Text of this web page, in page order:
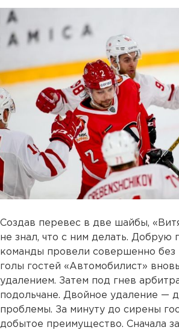
Создав перевес в две шайбы,
не знал, что с ним делать. Добрую
команды провели совершенно без
голы гостей «Автомобилист»
удалением. Затем под гнев
подольчане. Двойное удаление —
проблемы. За минуту до сирены
добытое преимущество. Сначала